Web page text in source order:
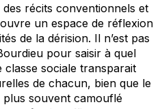
des récits conventionnels et
un espace de réflexion
de la dérision. Il n’est pas
pour saisir à quel
classe sociale transparait
de chacun, bien que le
plus souvent camouflé